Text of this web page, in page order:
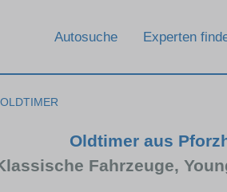
Autosuche Experten
OLDTIMER
Oldtimer aus
Fahrzeuge,